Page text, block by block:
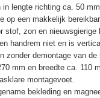
lengte richting ca. 50
op een makkelijk
stof, zon en nieuwsgierige
handrem niet en is
zonder demontage van de
mm en breedte ca. 110
montagevoet.
bekleding en